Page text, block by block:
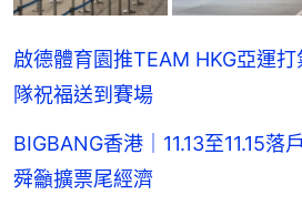
啟德體育園推TEAM HKG亞運
隊祝福送到賽場
BIGBANG香港｜11.13至11.15
舜籲擴票尾經濟